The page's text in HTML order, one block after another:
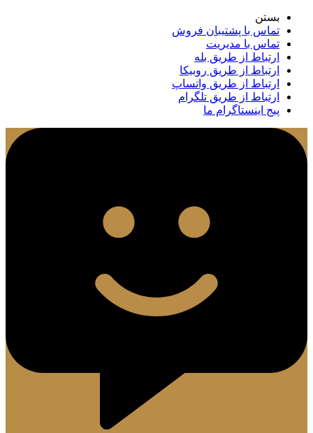
بستن
تماس با پشتیبان فروش
تماس با مدیریت
ارتباط از طریق بله
ارتباط از طریق روبیکا
ارتباط از طریق واتساپ
ارتباط از طریق تلگرام
پیج اینستاگرام ما